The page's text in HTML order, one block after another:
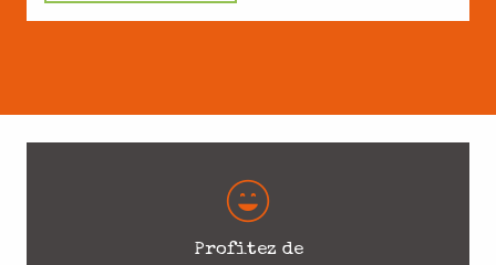
Profitez de